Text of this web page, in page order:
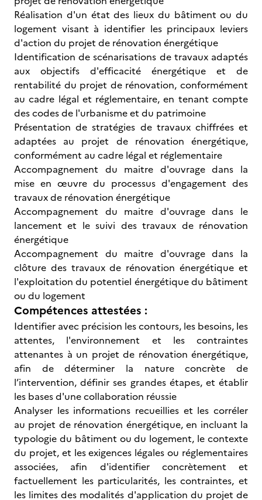
Réalisation d'un état des lieux du bâtiment ou du
logement visant à identifier les principaux leviers
d'action du projet de rénovation énergétique
Identification de scénarisations de travaux adaptés
aux objectifs d'efficacité énergétique et de
rentabilité du projet de rénovation, conformément
au cadre légal et réglementaire, en tenant compte
des codes de l'urbanisme et du patrimoine
Présentation de stratégies de travaux chiffrées et
adaptées au projet de rénovation énergétique,
conformément au cadre légal et réglementaire
Accompagnement du maitre d'ouvrage dans la
mise en œuvre du processus d'engagement des
travaux de rénovation énergétique
Accompagnement du maitre d'ouvrage dans le
lancement et le suivi des travaux de rénovation
énergétique
Accompagnement du maitre d'ouvrage dans la
clôture des travaux de rénovation énergétique et
l'exploitation du potentiel énergétique du bâtiment
ou du logement
Compétences attestées :
Identifier avec précision les contours, les besoins, les
attentes, l'environnement et les contraintes
attenantes à un projet de rénovation énergétique,
afin de déterminer la nature concrète de
l’intervention, définir ses grandes étapes, et établir
les bases d'une collaboration réussie
Analyser les informations recueillies et les corréler
au projet de rénovation énergétique, en incluant la
typologie du bâtiment ou du logement, le contexte
du projet, et les exigences légales ou réglementaires
associées, afin d'identifier concrètement et
factuellement les particularités, les contraintes, et
les limites des modalités d'application du projet de